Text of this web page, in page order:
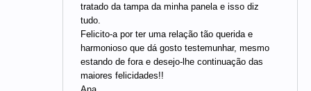
tratado da tampa da minha panela e isso diz
tudo.
Felicito-a por ter uma relação tão querida e
harmonioso que dá gosto testemunhar, mesmo
estando de fora e desejo-lhe continuação das
maiores felicidades!!